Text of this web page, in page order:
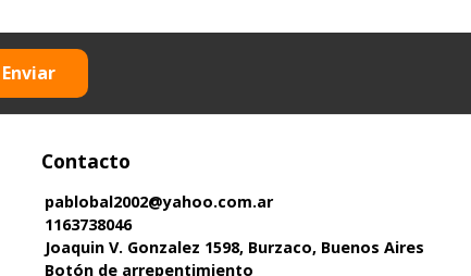
Enviar
Contacto
pablobal2002@yahoo.com.ar
1163738046
Joaquin V. Gonzalez 1598, Burzaco, Buenos Aires
Botón de arrepentimiento